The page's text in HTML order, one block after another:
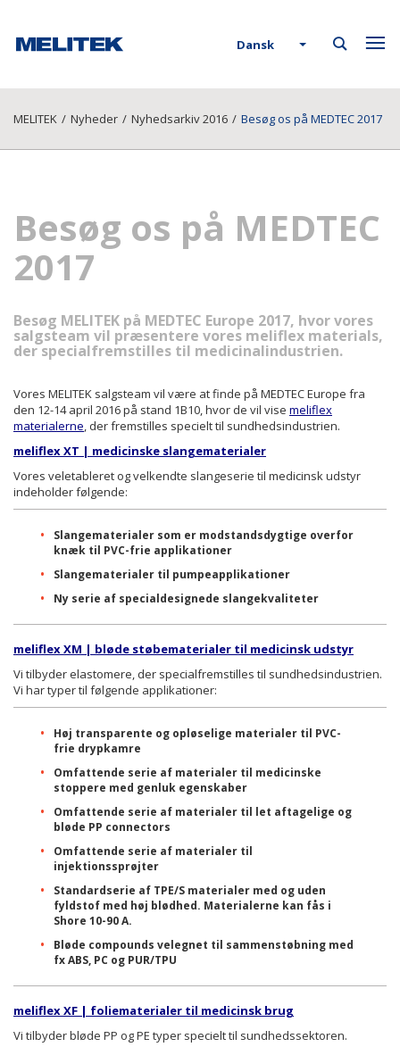
Dansk
MELITEK / Nyheder / Nyhedsarkiv 2016 / Besøg os på MEDTEC 2017
Besøg os på MEDTEC
2017
Besøg MELITEK på MEDTEC Europe 2017, hvor vores
salgsteam vil præsentere vores meliflex materials,
der specialfremstilles til medicinalindustrien.
Vores MELITEK salgsteam vil være at finde på MEDTEC Europe fra
den 12-14 april 2016 på stand 1B10, hvor de vil vise meliflex
materialerne, der fremstilles specielt til sundhedsindustrien.
meliflex XT | medicinske slangematerialer
Vores veletableret og velkendte slangeserie til medicinsk udstyr
indeholder følgende:
Slangematerialer som er modstandsdygtige overfor
knæk til PVC-frie applikationer
Slangematerialer til pumpeapplikationer
Ny serie af specialdesignede slangekvaliteter
meliflex XM | bløde støbematerialer til medicinsk udstyr
Vi tilbyder elastomere, der specialfremstilles til sundhedsindustrien.
Vi har typer til følgende applikationer:
Høj transparente og opløselige materialer til PVC-
frie drypkamre
Omfattende serie af materialer til medicinske
stoppere med genluk egenskaber
Omfattende serie af materialer til let aftagelige og
bløde PP connectors
Omfattende serie af materialer til
injektionssprøjter
Standardserie af TPE/S materialer med og uden
fyldstof med høj blødhed. Materialerne kan fås i
Shore 10-90 A.
Bløde compounds velegnet til sammenstøbning med
fx ABS, PC og PUR/TPU
meliflex XF | foliematerialer til medicinsk brug
Vi tilbyder bløde PP og PE typer specielt til sundhedssektoren.